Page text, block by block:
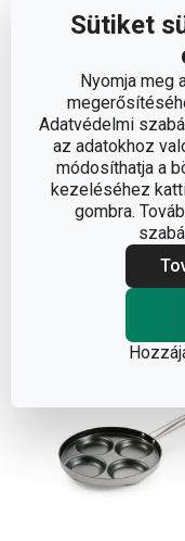
Sütiket
Nyomja meg
Adatvédelmi
az adatokhoz
módosíthatja a
kezeléséhez
gombra.
PREMIUM 4
serpenyő 22 x 22
16 000 Ft
Elérhető a
3 márkaboltban